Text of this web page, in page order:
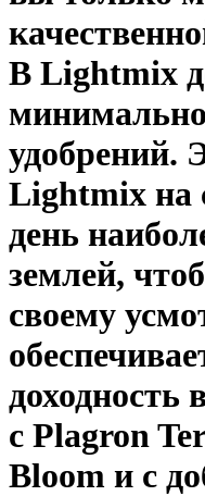
В Lightmix
удобрений.
Lightmix на
день
землей,
своему
доходность
с Plagron
Bloom и с